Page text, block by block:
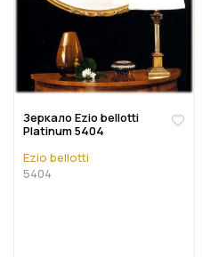
Зеркало Ezio bellotti
Platinum 5404
Ezio bellotti
5404